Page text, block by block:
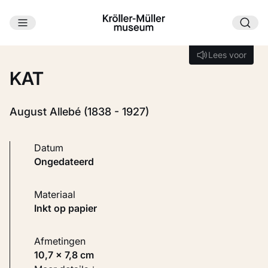
Ga naar hoofdinhoud
Lees voor
Lees voor
KAT
August Allebé (1838 - 1927)
Datum
ongedateerd
Materiaal
Inkt op papier
Afmetingen
10,7 × 7,8 cm